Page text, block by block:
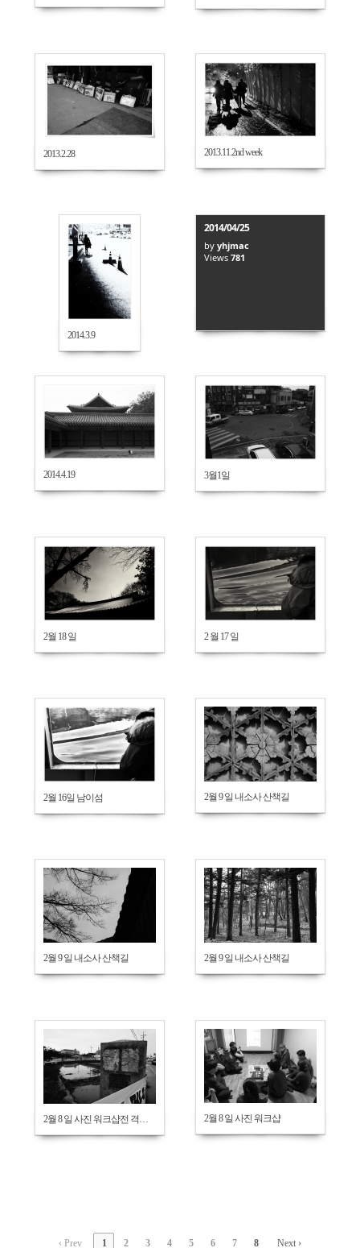
2013.2.28
588
2013.11.2nd week
832
2014.3.9
671
2014/04/25
by yhjmac
Views 781
2014.4.19
1327
3월1일
615
2월 18 일
658
2 월 17 일
618
2월 16일 남이섬
621
2월 9 일 내소사 산책길
575
2월 9 일 내소사 산책길
666
2월 9 일 내소사 산책길
670
2월 8 일 사진 워크샵전 격포항 산책
651
2월 8 일 사진 워크샵
706
‹ Prev 1 2 3 4 5 6 7 8 Next ›